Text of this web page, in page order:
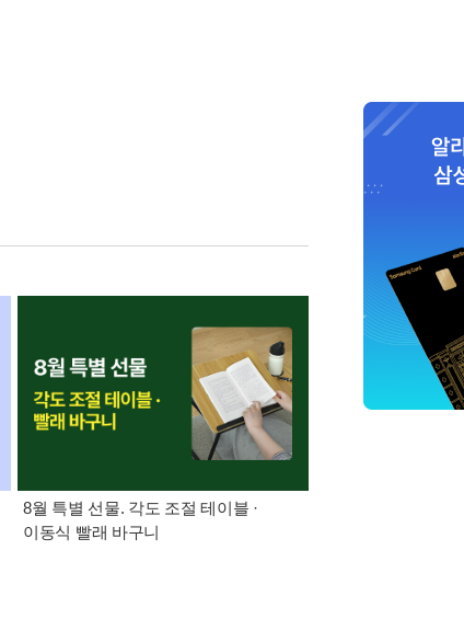
8월 특별 선물. 각도 조절 테이블 ·
이동식 빨래 바구니